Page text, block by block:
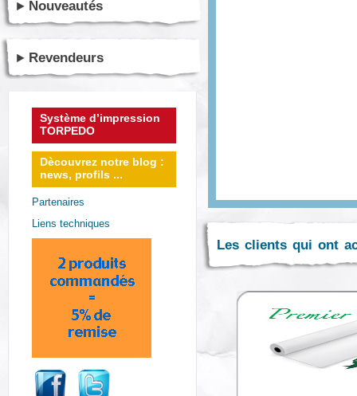
Nouveautés
Revendeurs
Système d’impression
TORPEDO
Dècouvrez notre blog :
news, profils ...
Partenaires
Liens techniques
Les clients qui ont